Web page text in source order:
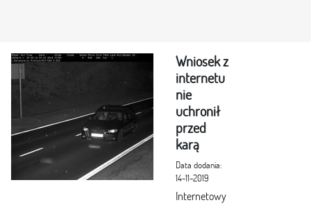
Wniosek z
internetu
nie
uchronił
przed
karą
Data dodania:
14-11-2019
Internetowy